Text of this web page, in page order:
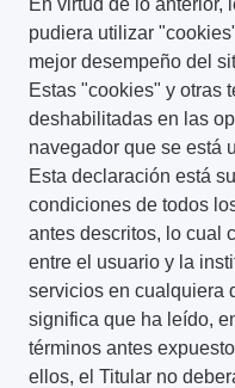
En virtud de lo anterior,
pudiera utilizar
mejor desempeño del
Estas "cookies" y otras
deshabilitadas en las
navegador que se está
Esta declaración está
condiciones de todos
antes descritos, lo cual
entre el usuario y la
servicios en cualquiera
significa que ha leído,
términos antes
ellos, el Titular no